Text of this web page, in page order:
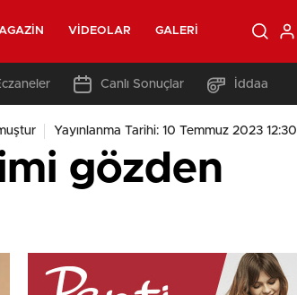
VIDEOLAR GALERI
Canlı Sonuçlar İddaa
Yayınlanma Tarihi: 10 Temmuz 2023 12:30
gözden